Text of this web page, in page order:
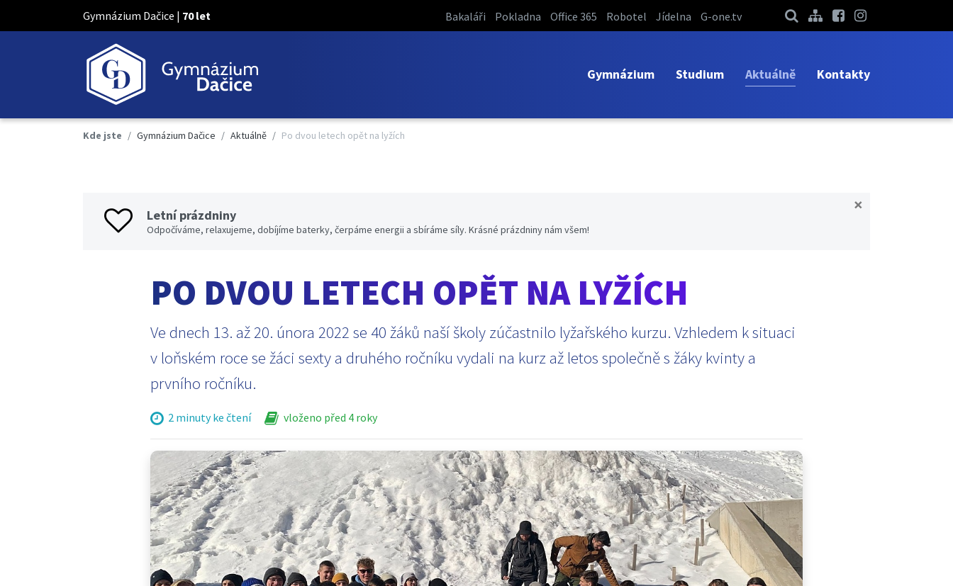
Gymnázium Dačice | 70 let Bakaláři Pokladna Office 365 Robotel Jídelna G-one.tv
Gymnázium Studium Aktuálně Kontakty
Kde jste Gymnázium Dačice Aktuálně Po dvou letech opět na lyžích
×
Letní prázdniny
Odpočíváme, relaxujeme, dobíjíme baterky, čerpáme energii a sbíráme síly. Krásné prázdniny nám všem!
PO DVOU LETECH OPĚT NA LYŽÍCH
Ve dnech 13. až 20. února 2022 se 40 žáků naší školy zúčastnilo lyžařského kurzu. Vzhledem k situaci
v loňském roce se žáci sexty a druhého ročníku vydali na kurz až letos společně s žáky kvinty a
prvního ročníku.
2 minuty ke čtení vloženo před 4 roky